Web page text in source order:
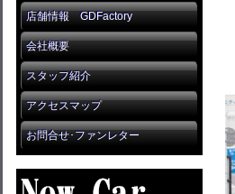
店舗情報 GDFactory
会社概要
スタッフ紹介
アクセスマップ
お問合せ･ファンレター